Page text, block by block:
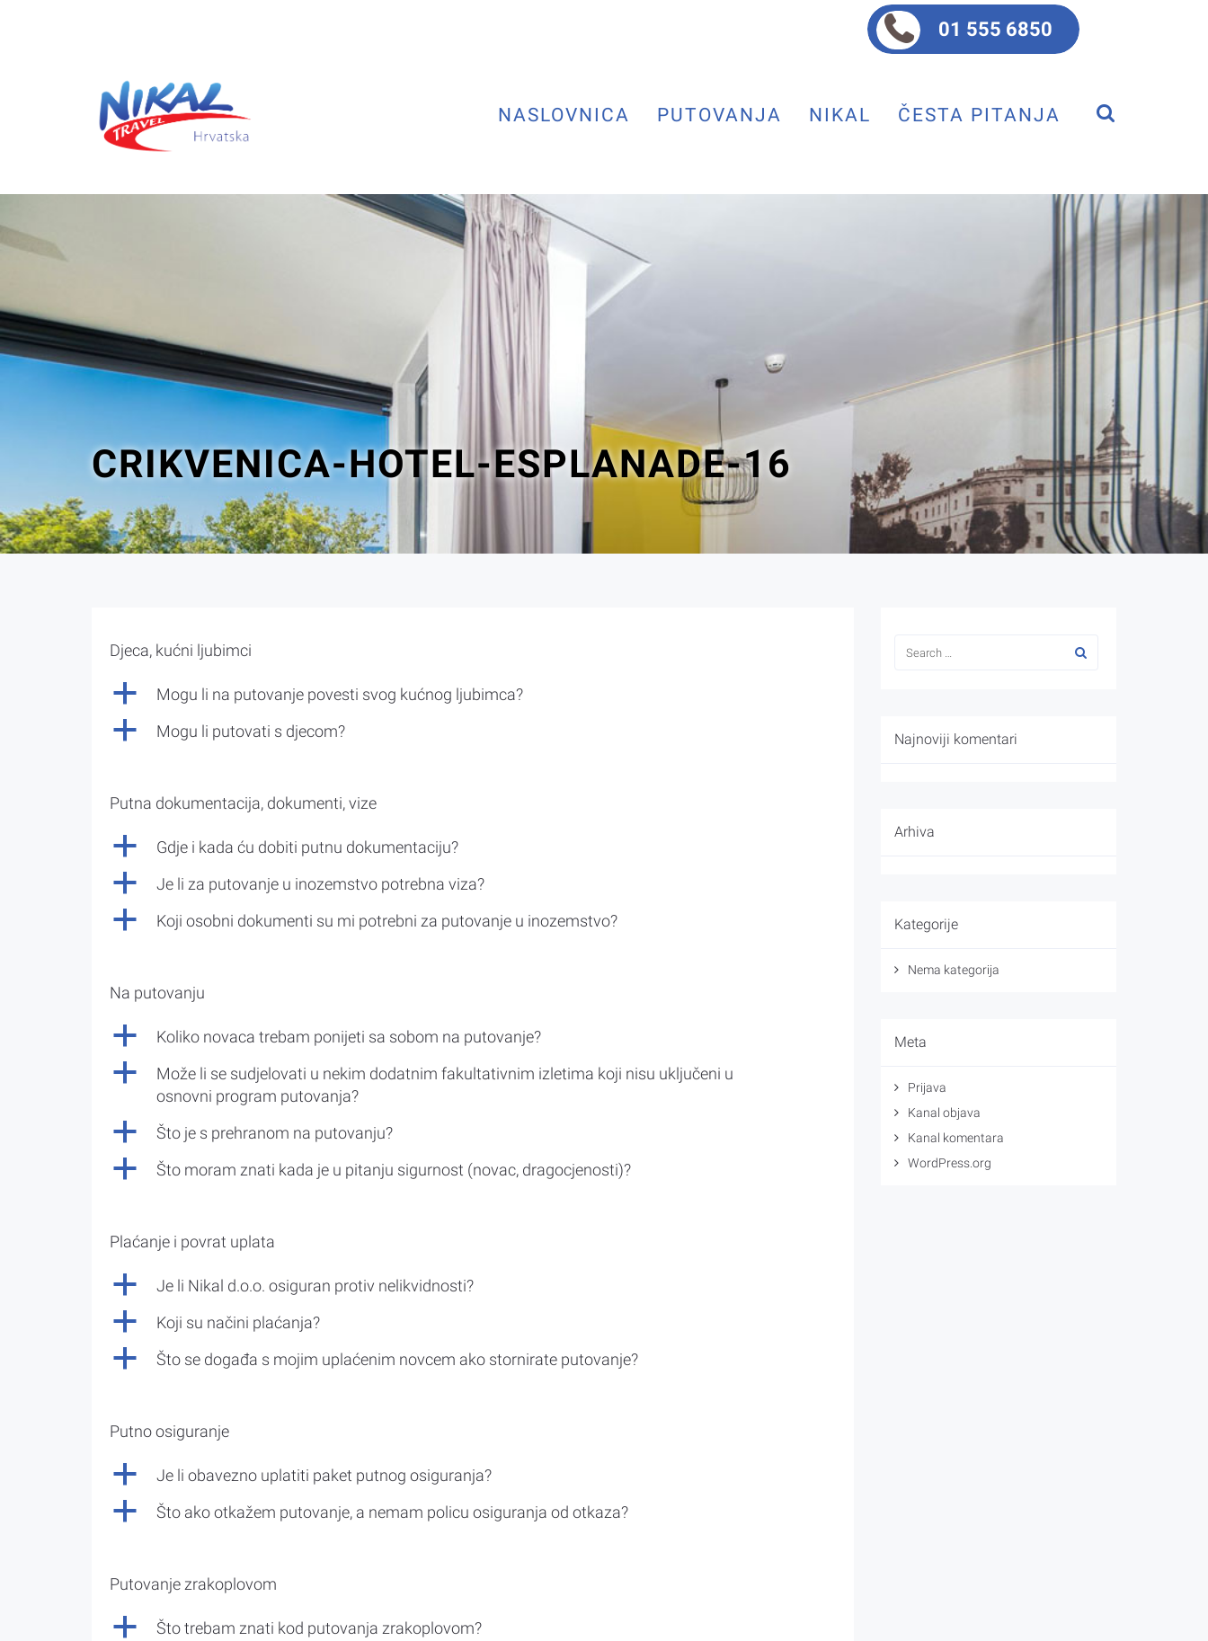
01 555 6850
NASLOVNICA PUTOVANJA NIKAL ČESTA PITANJA
CRIKVENICA-HOTEL-ESPLANADE-16
Djeca, kućni ljubimci
a Mogu li na putovanje povesti svog kućnog ljubimca?
a Mogu li putovati s djecom?
Putna dokumentacija, dokumenti, vize
a Gdje i kada ću dobiti putnu dokumentaciju?
a Je li za putovanje u inozemstvo potrebna viza?
a Koji osobni dokumenti su mi potrebni za putovanje u inozemstvo?
Na putovanju
a Koliko novaca trebam ponijeti sa sobom na putovanje?
a
Može li se sudjelovati u nekim dodatnim fakultativnim izletima koji nisu uključeni u
osnovni program putovanja?
a Što je s prehranom na putovanju?
a Što moram znati kada je u pitanju sigurnost (novac, dragocjenosti)?
Plaćanje i povrat uplata
a Je li Nikal d.o.o. osiguran protiv nelikvidnosti?
a Koji su načini plaćanja?
a Što se događa s mojim uplaćenim novcem ako stornirate putovanje?
Putno osiguranje
a Je li obavezno uplatiti paket putnog osiguranja?
a Što ako otkažem putovanje, a nemam policu osiguranja od otkaza?
Putovanje zrakoplovom
a Što trebam znati kod putovanja zrakoplovom?
Najnoviji komentari
Arhiva
Kategorije
Nema kategorija
Meta
Prijava
Kanal objava
Kanal komentara
WordPress.org